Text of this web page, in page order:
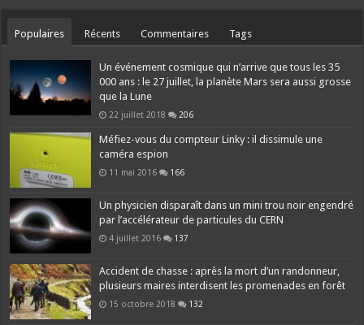
Populaires Récents Commentaires Tags
Un événement cosmique qui n’arrive que tous les 35
000 ans : le 27 juillet, la planète Mars sera aussi grosse
que la Lune
22 juillet 2018 206
Méfiez-vous du compteur Linky : il dissimule une
caméra espion
11 mai 2016 166
Un physicien disparaît dans un mini trou noir engendré
par l’accélérateur de particules du CERN
4 juillet 2016 137
Accident de chasse : après la mort d’un randonneur,
plusieurs maires interdisent les promenades en forêt
15 octobre 2018 132